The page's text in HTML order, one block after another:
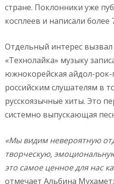
стране. Поклонники уже
косплеев и написали
Отдельный интерес вызвал
«Технолайка» музыку
южнокорейская айдол-рок-
российским слушателям в
русскоязычные хиты. Это
системно выпускающая
«Мы видим невероятную
творческую,
это самое ценное для нас
отмечает Альбина